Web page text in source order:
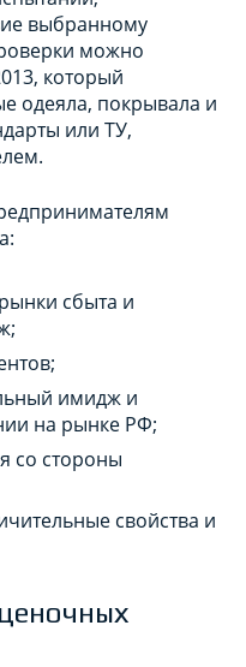
выбранному
можно
который
одеяла, покрывала и
или ТУ,
сбыта и
имидж и
на рынке РФ;
со стороны
свойства и